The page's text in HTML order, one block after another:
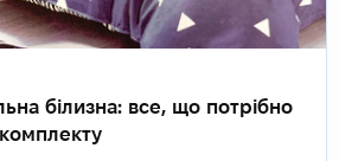
білизна: все, що потрібно